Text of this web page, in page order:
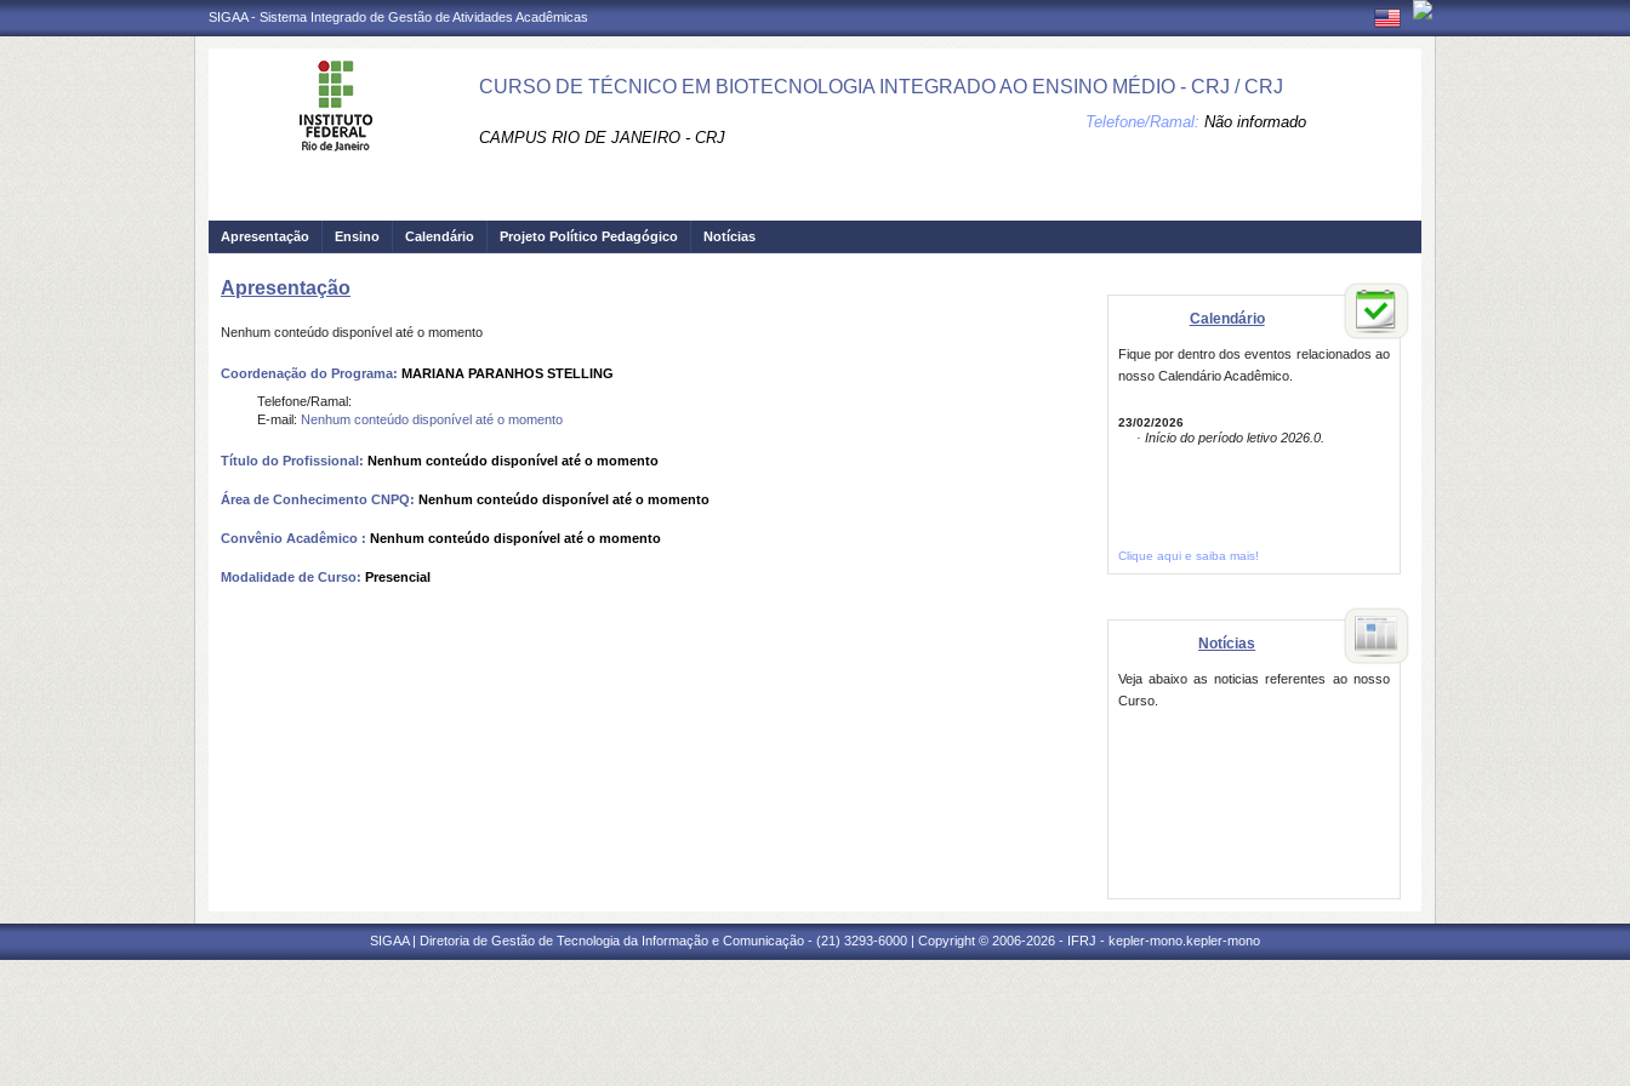
SIGAA - Sistema Integrado de Gestão de Atividades Acadêmicas
CURSO DE TÉCNICO EM BIOTECNOLOGIA INTEGRADO AO ENSINO MÉDIO - CRJ / CRJ
CAMPUS RIO DE JANEIRO - CRJ
Telefone/Ramal: Não informado
Apresentação Ensino Calendário Projeto Político Pedagógico Notícias
Apresentação
Nenhum conteúdo disponível até o momento
Coordenação do Programa: MARIANA PARANHOS STELLING
Telefone/Ramal:
E-mail: Nenhum conteúdo disponível até o momento
Título do Profissional: Nenhum conteúdo disponível até o momento
Área de Conhecimento CNPQ: Nenhum conteúdo disponível até o momento
Convênio Acadêmico : Nenhum conteúdo disponível até o momento
Modalidade de Curso: Presencial
Calendário
Fique por dentro dos eventos relacionados ao
nosso Calendário Acadêmico.
23/02/2026
· Início do período letivo 2026.0.
Clique aqui e saiba mais!
Notícias
Veja abaixo as noticias referentes ao nosso
Curso.
SIGAA | Diretoria de Gestão de Tecnologia da Informação e Comunicação - (21) 3293-6000 | Copyright © 2006-2026 - IFRJ - kepler-mono.kepler-mono